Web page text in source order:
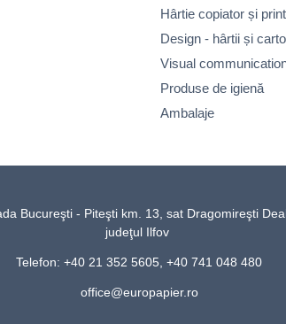
Hârtie copiator și
Design - hârtii și
Visual
Produse de igienă
Ambalaje
Bucureşti - Piteşti km. 13, sat Dragomireşti
judeţul Ilfov
Telefon: +40 21 352 5605, +40 741 048 480
office@europapier.ro